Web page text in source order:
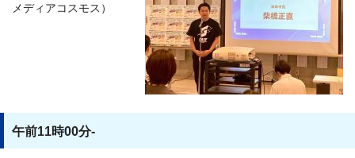
メディアコスモス）
午前11時00分-